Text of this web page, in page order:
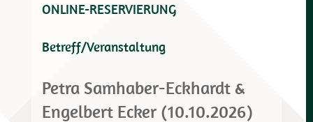
ONLINE-RESERVIERUNG
Betreff/Veranstaltung